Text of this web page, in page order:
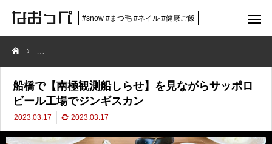
#snow #まつ毛 #ネイル #健康ご飯
船橋で【南極観測船しらせ】を見ながらサッポロビール工場でジンギス
船橋で【南極観測船しらせ】を見ながらサッポロ
ビール工場でジンギスカン
2023.03.17 2023.03.17